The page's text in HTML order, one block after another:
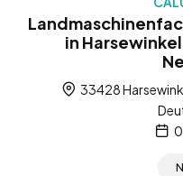
in
33428